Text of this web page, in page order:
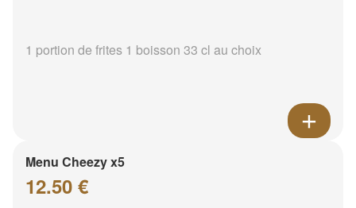
1 portion de frites 1 boisson 33 cl au choix
Menu Cheezy x5
12.50 €